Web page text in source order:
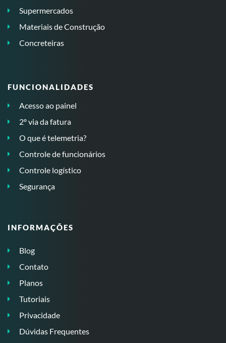
Supermercados
Materiais de Construção
Concreteiras
FUNCIONALIDADES
Acesso ao painel
2º via da fatura
O que é telemetria?
Controle de funcionários
Controle logístico
Segurança
INFORMAÇÕES
Blog
Contato
Planos
Tutoriais
Privacidade
Dúvidas Frequentes